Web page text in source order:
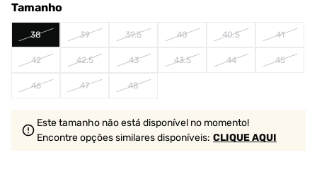
Tamanho
38 39 39.5 40 40.5 41
42 42.5 43 43.5 44 45
46 47 48
Este tamanho não está disponível no momento!
Encontre opções similaresdisponíveis: CLIQUE AQUI